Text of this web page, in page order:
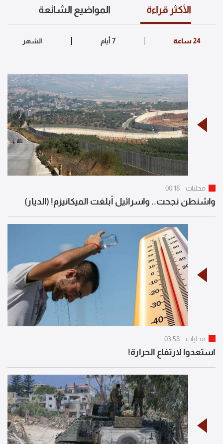
الأكثر قراءة المواضيع الشائعة
محليات 00:18
واشنطن نجحت.. واسرائيل أبلغت الميكانيزم! (الديار)
محليات 03:58
استعدوا لارتفاع الحرارة!